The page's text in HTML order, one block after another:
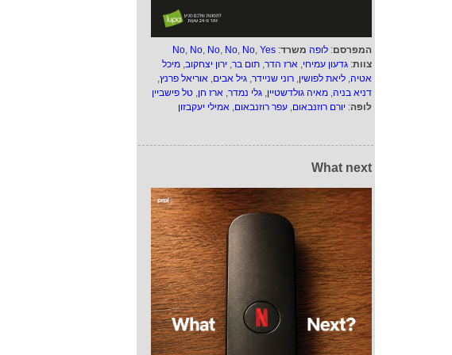
המפרסם: לופה משרד:
No, No, No, No, No, Yes
צוות: גדעון עמיחי, ארז הדר, תום בר, ירון יצחקוב, מיכל
אטיה, ליאת לפושין, רוני שניידר, גיל אבים, אוריאל פרנץ,
דניא בניה, מאיה גולדשטיין, גלי נמדר, ארז חן, טל פישביין
לופה: יורם רוזנבאום, עפר רוזנבאום, אמילי יעקבזון
What next